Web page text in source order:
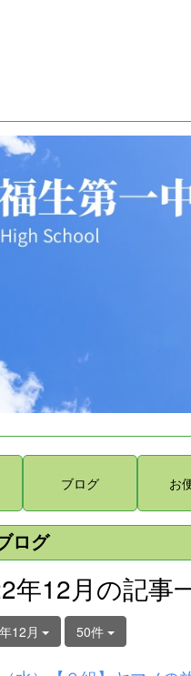
ブログ お
ログ
年12月の記事
12月 50件